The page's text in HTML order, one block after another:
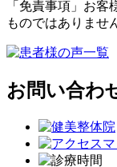
「免責事項」お
ものではありませ
お問い合わ